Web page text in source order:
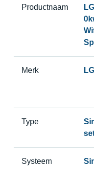
Productnaam
Merk LG
Type
Systeem